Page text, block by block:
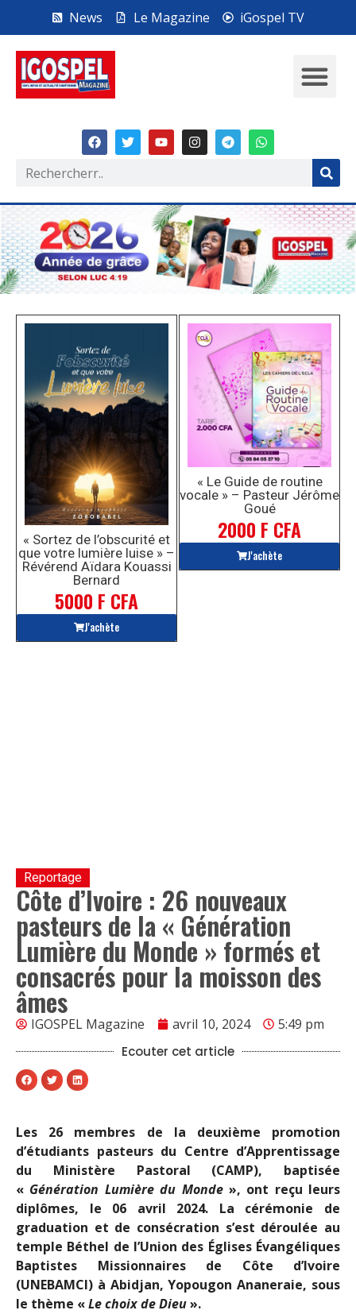
News Le Magazine iGospel TV
« Sortez de l’obscurité et
que votre lumière luise » –
Révérend Aïdara Kouassi
Bernard
5000 F CFA
J'achète
« Le Guide de routine
vocale » – Pasteur Jérôme
Goué
2000 F CFA
J'achète
Reportage
Côte d’Ivoire : 26 nouveaux
pasteurs de la « Génération
Lumière du Monde » formés et
consacrés pour la moisson des
âmes
IGOSPEL Magazine avril 10, 2024 5:49 pm
Ecouter cet article
Les 26 membres de la deuxième promotion
d’étudiants pasteurs du Centre d’Apprentissage
du Ministère Pastoral (CAMP), baptisée
« Génération Lumière du Monde», ont reçu leurs
diplômes, le 06 avril 2024. La cérémonie de
graduation et de consécration s’est déroulée au
temple Béthel de l’Union des Églises Évangéliques
Baptistes Missionnaires de Côte d’Ivoire
(UNEBAMCI) à Abidjan, Yopougon Ananeraie, sous
le thème «Le choix de Dieu».